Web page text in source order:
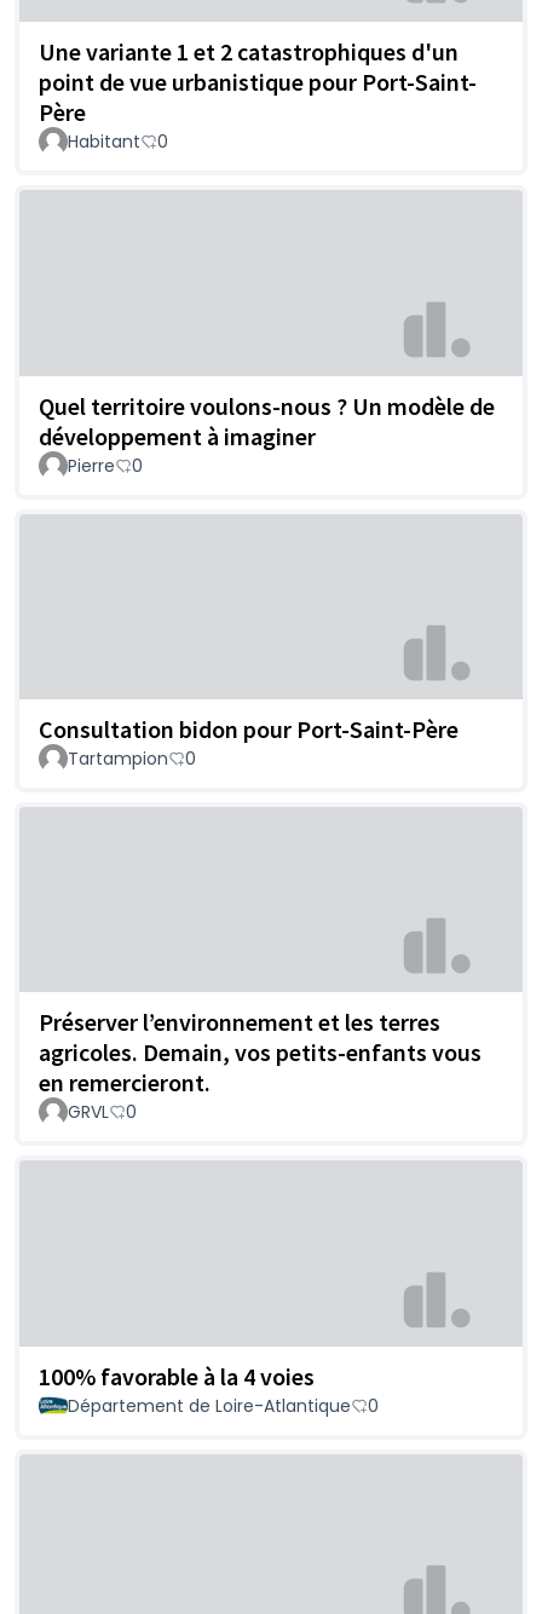
Une variante 1 et 2 catastrophiques d'un
point de vue urbanistique pour Port-Saint-
Père
Habitant 0
Quel territoire voulons-nous ? Un modèle de
développement à imaginer
Pierre 0
Consultation bidon pour Port-Saint-Père
Tartampion 0
Préserver l’environnement et les terres
agricoles. Demain, vos petits-enfants vous
en remercieront.
GRVL 0
100% favorable à la 4 voies
Département de Loire-Atlantique 0